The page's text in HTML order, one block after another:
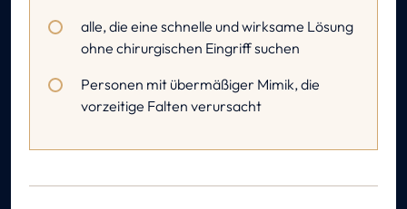
alle, die eine schnelle und wirksame Lösung
ohne chirurgischen Eingriff suchen
Personen mit übermäßiger Mimik, die
vorzeitige Falten verursacht